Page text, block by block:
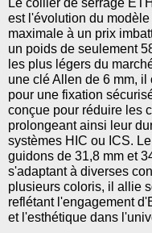
est l'évolution du
maximale à un prix
un poids de seulement
les plus légers du
une clé Allen de 6 mm,
pour une fixation
conçue pour réduire les
prolongeant ainsi leur
systèmes HIC ou ICS.
guidons de 31,8 mm et
s'adaptant à diverses
plusieurs coloris, il allie
reflétant l'engagement
et l'esthétique dans